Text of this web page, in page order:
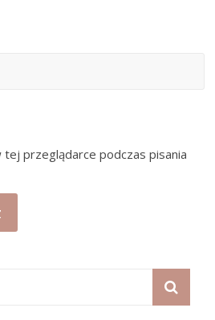
przeglądarce podczas pisania